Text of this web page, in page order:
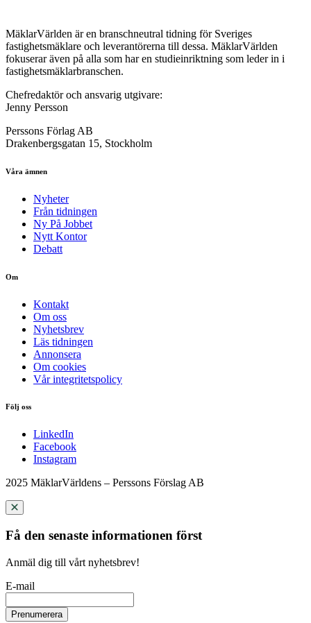
MäklarVärlden är en branschneutral tidning för Sveriges
fastighetsmäklare och leverantörerna till dessa. MäklarVärlden
fokuserar även på alla som har en studieinriktning som leder in i
fastighetsmäklarbranschen.
Chefredaktör och ansvarig utgivare:
Jenny Persson
Perssons Förlag AB
Drakenbergsgatan 15, Stockholm
Våra ämnen
Nyheter
Från tidningen
Ny På Jobbet
Nytt Kontor
Debatt
Om
Kontakt
Om oss
Nyhetsbrev
Läs tidningen
Annonsera
Om cookies
Vår integritetspolicy
Följ oss
LinkedIn
Facebook
Instagram
2025 MäklarVärldens – Perssons Förslag AB
Få den senaste informationen först
Anmäl dig till vårt nyhetsbrev!
E-mail
Prenumerera